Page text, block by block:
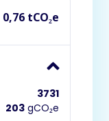
0,76 tCO₂e
3731
203 gCO₂e